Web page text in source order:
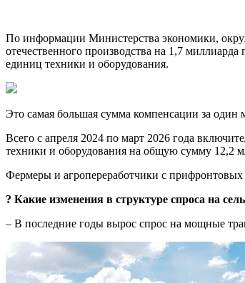
По информации Министерства экономики,
отечественного производства на 1,7
единиц техники и оборудования.
Это самая большая сумма компенсации за один
Всего с апреля 2024 по март 2026 года
техники и оборудования на общую сумму 12,2
Фермеры и агропереработчики с
? Какие изменения в структуре спроса на
– В последние годы вырос спрос на мощные